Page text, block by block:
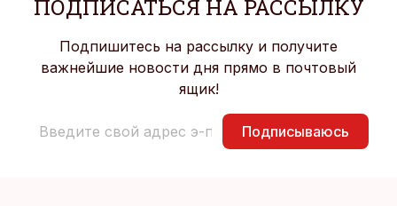
ПОДПИСАТЬСЯ НА РАССЫЛКУ
Подпишитесь на рассылку и получите
важнейшие новости дня прямо в почтовый
ящик!
Подписываюсь